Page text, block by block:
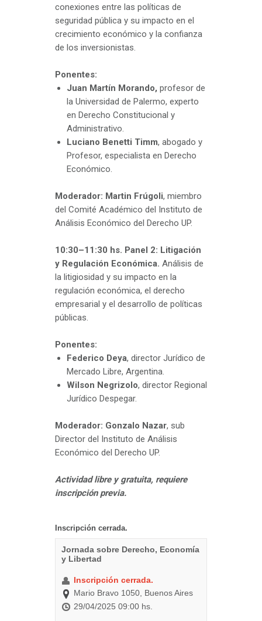
conexiones entre las políticas de
seguridad pública y su impacto en el
crecimiento económico y la confianza
de los inversionistas.
Ponentes:
Juan Martín Morando, profesor de
la Universidad de Palermo, experto
en Derecho Constitucional y
Administrativo.
Luciano Benetti Timm, abogado y
Profesor, especialista en Derecho
Económico.
Moderador: Martin Frúgoli, miembro
del Comité Académico del Instituto de
Análisis Económico del Derecho UP.
10:30–11:30 hs. Panel 2: Litigación
y Regulación Económica. Análisis de
la litigiosidad y su impacto en la
regulación económica, el derecho
empresarial y el desarrollo de políticas
públicas.
Ponentes:
Federico Deya, director Jurídico de
Mercado Libre, Argentina.
Wilson Negrizolo, director Regional
Jurídico Despegar.
Moderador: Gonzalo Nazar, sub
Director del Instituto de Análisis
Económico del Derecho UP.
Actividad libre y gratuita, requiere
inscripción previa.